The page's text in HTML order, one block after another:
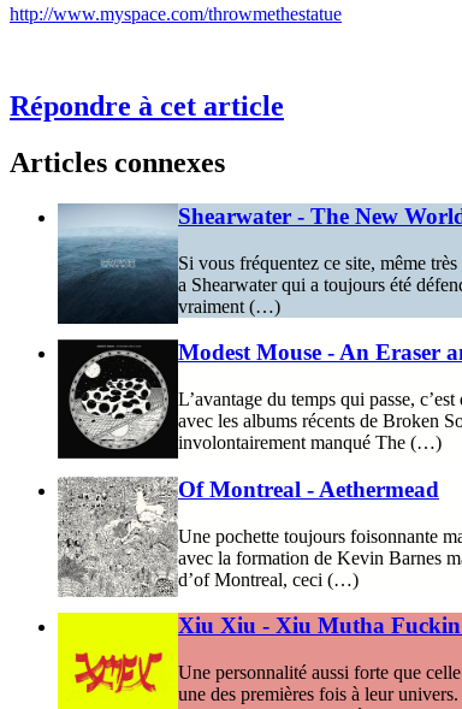
http://www.myspace.com/throwmethestatue
Répondre à cet article
Articles connexes
Shearwater - The New
Si vous fréquentez ce site, même
a Shearwater qui a toujours été
vraiment (…)
Modest Mouse - An Eraser
L’avantage du temps qui passe,
avec les albums récents de Broken
involontairement manqué The (…)
Of Montreal - Aethermead
Une pochette toujours foisonnante
avec la formation de Kevin Barnes
d’of Montreal, ceci (…)
Xiu Xiu - Xiu Mutha
Une personnalité aussi forte que
une des premières fois à leur